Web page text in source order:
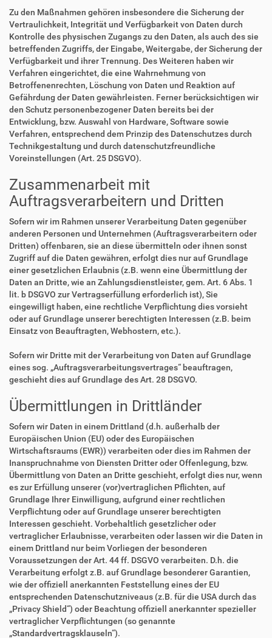
Zu den Maßnahmen gehören insbesondere die Sicherung der
Vertraulichkeit, Integrität und Verfügbarkeit von Daten durch
Kontrolle des physischen Zugangs zu den Daten, als auch des sie
betreffenden Zugriffs, der Eingabe, Weitergabe, der Sicherung der
Verfügbarkeit und ihrer Trennung. Des Weiteren haben wir
Verfahren eingerichtet, die eine Wahrnehmung von
Betroffenenrechten, Löschung von Daten und Reaktion auf
Gefährdung der Daten gewährleisten. Ferner berücksichtigen wir
den Schutz personenbezogener Daten bereits bei der
Entwicklung, bzw. Auswahl von Hardware, Software sowie
Verfahren, entsprechend dem Prinzip des Datenschutzes durch
Technikgestaltung und durch datenschutzfreundliche
Voreinstellungen (Art. 25 DSGVO).
Zusammenarbeit mit
Auftragsverarbeitern und Dritten
Sofern wir im Rahmen unserer Verarbeitung Daten gegenüber
anderen Personen und Unternehmen (Auftragsverarbeitern oder
Dritten) offenbaren, sie an diese übermitteln oder ihnen sonst
Zugriff auf die Daten gewähren, erfolgt dies nur auf Grundlage
einer gesetzlichen Erlaubnis (z.B. wenn eine Übermittlung der
Daten an Dritte, wie an Zahlungsdienstleister, gem. Art. 6 Abs. 1
lit. b DSGVO zur Vertragserfüllung erforderlich ist), Sie
eingewilligt haben, eine rechtliche Verpflichtung dies vorsieht
oder auf Grundlage unserer berechtigten Interessen (z.B. beim
Einsatz von Beauftragten, Webhostern, etc.).
Sofern wir Dritte mit der Verarbeitung von Daten auf Grundlage
eines sog. „Auftragsverarbeitungsvertrages“ beauftragen,
geschieht dies auf Grundlage des Art. 28 DSGVO.
Übermittlungen in Drittländer
Sofern wir Daten in einem Drittland (d.h. außerhalb der
Europäischen Union (EU) oder des Europäischen
Wirtschaftsraums (EWR)) verarbeiten oder dies im Rahmen der
Inanspruchnahme von Diensten Dritter oder Offenlegung, bzw.
Übermittlung von Daten an Dritte geschieht, erfolgt dies nur, wenn
es zur Erfüllung unserer (vor)vertraglichen Pflichten, auf
Grundlage Ihrer Einwilligung, aufgrund einer rechtlichen
Verpflichtung oder auf Grundlage unserer berechtigten
Interessen geschieht. Vorbehaltlich gesetzlicher oder
vertraglicher Erlaubnisse, verarbeiten oder lassen wir die Daten in
einem Drittland nur beim Vorliegen der besonderen
Voraussetzungen der Art. 44 ff. DSGVO verarbeiten. D.h. die
Verarbeitung erfolgt z.B. auf Grundlage besonderer Garantien,
wie der offiziell anerkannten Feststellung eines der EU
entsprechenden Datenschutzniveaus (z.B. für die USA durch das
„Privacy Shield“) oder Beachtung offiziell anerkannter spezieller
vertraglicher Verpflichtungen (so genannte
„Standardvertragsklauseln“).